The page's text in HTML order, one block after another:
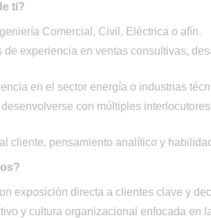
ti?
Comercial, Civil, Eléctrica o afín.
de experiencia en ventas consultivas,
en el sector energía o industrias
con múltiples
cliente, pensamiento analítico y
exposición directa a clientes clave y
y cultura organizacional enfocada en